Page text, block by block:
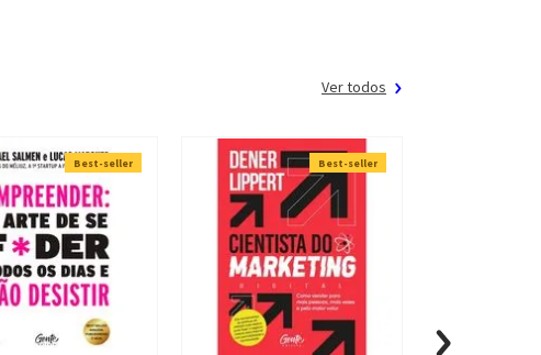
Ver todos
Best-seller Best-seller